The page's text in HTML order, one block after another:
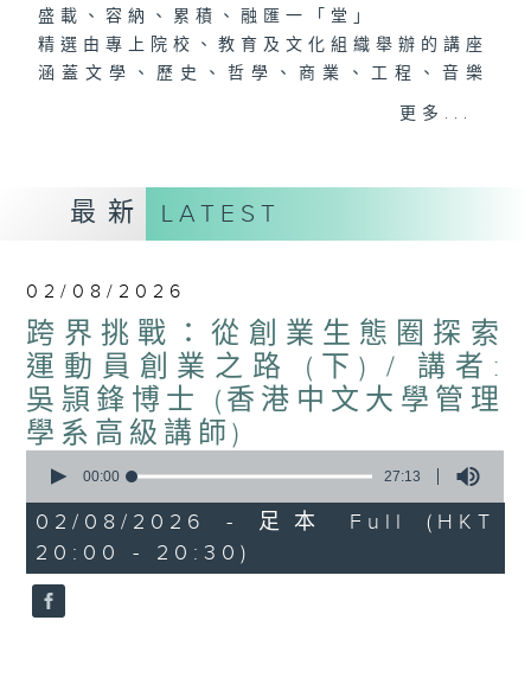
盛載、容納、累積、融匯一「堂」
精選由專上院校、教育及文化組織舉辦的講座
涵蓋文學、歷史、哲學、商業、工程、音樂
捕捉智慧光芒
#香港電台文教組
更多...
最新 LATEST
02/08/2026
跨界挑戰：從創業生態圈探索
運動員創業之路 (下) / 講者:
吳頴鋒博士 (香港中文大學管理
學系高級講師)
seconds
27
minutes,
13
seconds
00:00 27:13
02/08/2026 - 足本 Full (HKT
20:00 - 20:30)